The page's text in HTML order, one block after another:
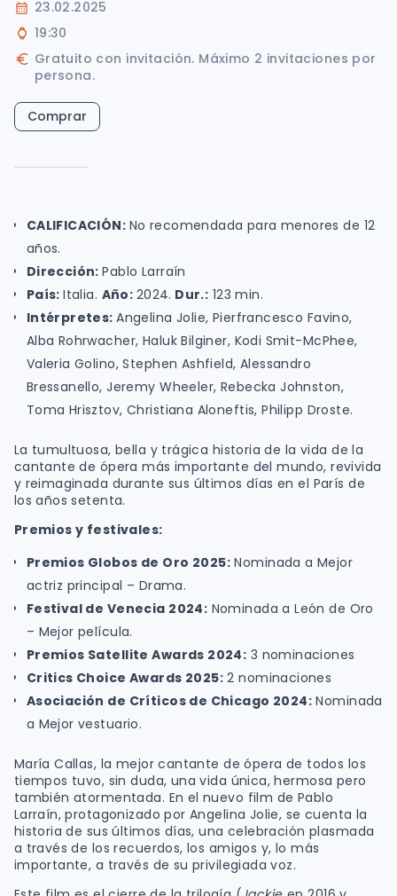
23.02.2025
19:30
Gratuito con invitación. Máximo 2 invitaciones por
persona.
Comprar
CALIFICACIÓN: No recomendada para menores de 12
años.
Dirección:Pablo Larraín
País:Italia. Año: 2024. Dur.: 123 min.
Intérpretes:Angelina Jolie, Pierfrancesco Favino,
Alba Rohrwacher, Haluk Bilginer, Kodi Smit-McPhee,
Valeria Golino, Stephen Ashfield, Alessandro
Bressanello, Jeremy Wheeler, Rebecka Johnston,
Toma Hrisztov, Christiana Aloneftis, Philipp Droste.
La tumultuosa, bella y trágica historia de la vida de la
cantante de ópera más importante del mundo, revivida
y reimaginada durante sus últimos días en el París de
los años setenta.
Premios y festivales:
Premios Globos de Oro 2025: Nominada a Mejor
actriz principal – Drama.
Festival de Venecia 2024: Nominada a León de Oro
– Mejor película.
Premios Satellite Awards 2024: 3 nominaciones
Critics Choice Awards 2025: 2 nominaciones
Asociación de Críticos de Chicago 2024: Nominada
a Mejor vestuario.
María Callas, la mejor cantante de ópera de todos los
tiempos tuvo, sin duda, una vida única, hermosa pero
también atormentada. En el nuevo film de Pablo
Larraín, protagonizado por Angelina Jolie, se cuenta la
historia de sus últimos días, una celebración plasmada
a través de los recuerdos, los amigos y, lo más
importante, a través de su privilegiada voz.